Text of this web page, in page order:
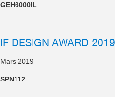
GEH6000IL
IF DESIGN AWARD 2019
Mars 2019
SPN112